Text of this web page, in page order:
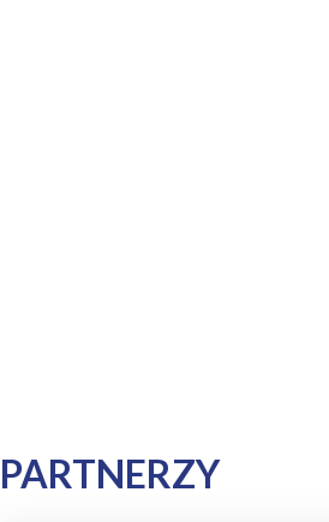
PARTNERZY